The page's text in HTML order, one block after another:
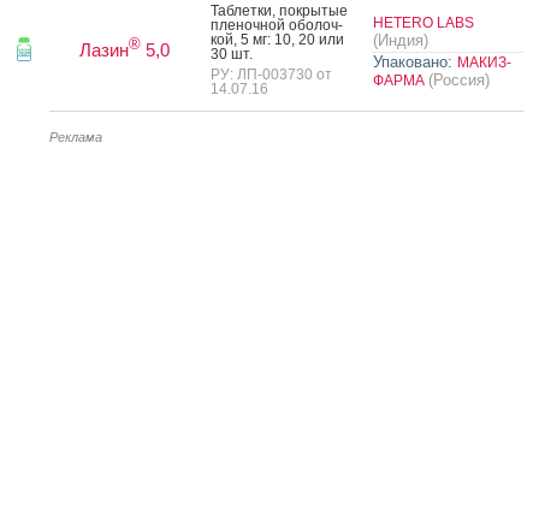
Лазин®5,0
Таб­летки, пок­ры­тые
пле­ноч­ной обо­лоч­
кой, 5 мг: 10, 20 или
30 шт.
РУ: ЛП-003730 от
14.07.16
HETERO LABS
(Индия)
Упаковано: МАКИЗ-
ФАРМА (Россия)
Реклама